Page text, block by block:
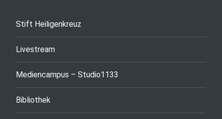
Stift Heiligenkreuz
Livestream
Mediencampus – Studio1133
Bibliothek